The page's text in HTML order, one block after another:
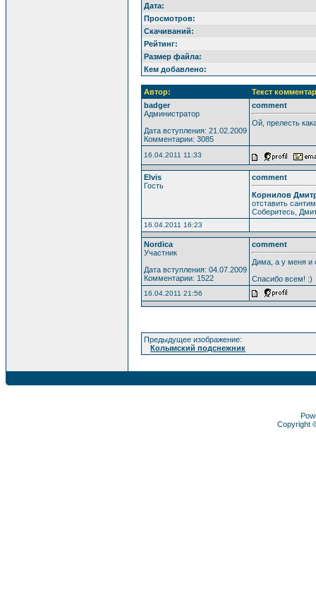
Дата:
Просмотров:
Скачиваний:
Рейтинг:
Размер файла:
Кем добавлено:
Автор:
Текст
badger
Администратор
Дата вступления: 21.02.2009
Комментарии: 3085
comment
Ой, прелесть
16.04.2011 11:33
Elvis
Гость
comment
Корнилов
отставить
Соберитесь,
16.04.2011 16:23
Nordica
Участник
Дата вступления: 04.07.2009
Комментарии: 1522
comment
Дима, а у меня и
Спасибо всем! :)
16.04.2011 21:56
Предыдущее изображение:
Колымский подснежник
Copyright